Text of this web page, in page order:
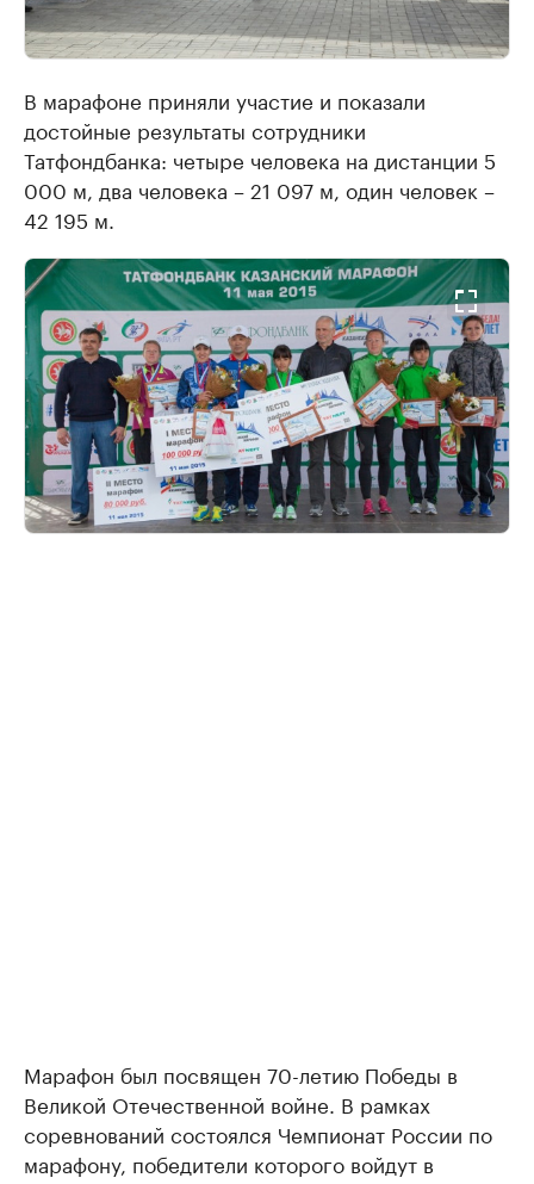
В марафоне приняли участие и показали
достойные результаты сотрудники
Татфондбанка: четыре человека на дистанции 5
000 м, два человека – 21 097 м, один человек –
42 195 м.
Марафон был посвящен 70-летию Победы в
Великой Отечественной войне. В рамках
соревнований состоялся Чемпионат России по
марафону, победители которого войдут в